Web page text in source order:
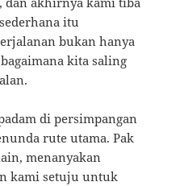
itu
bukan hanya
kita saling
di persimpangan
rute utama. Pak
menanyakan
kami setuju untuk